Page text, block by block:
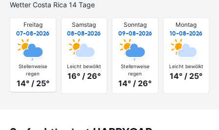
Wetter Costa Rica 14 Tage
Freitag
07-08-2026
Stellenweise
regen
14° / 25°
Samstag
08-08-2026
Leicht bewölkt
16° / 26°
Sonntag
09-08-2026
Stellenweise
regen
14° / 26°
Montag
10-08-2026
Leicht bewölkt
14° / 25°